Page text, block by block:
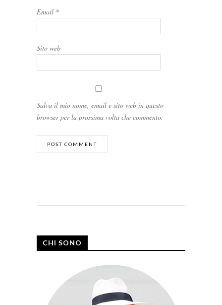
Email *
Sito web
Salva il mio nome, email e sito web in questo
browser per la prossima volta che commento.
CHI SONO